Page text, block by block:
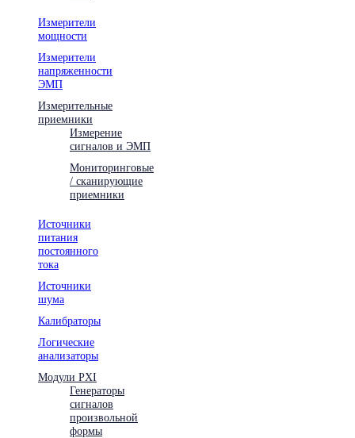
Измерители
мощности
Измерители
напряженности
ЭМП
Измерительные
приемники
Измерение
сигналов и ЭМП
Мониторинговые
/ сканирующие
приемники
Источники
питания
постоянного
тока
Источники
шума
Калибраторы
Логические
анализаторы
Модули PXI
Генераторы
сигналов
произвольной
формы